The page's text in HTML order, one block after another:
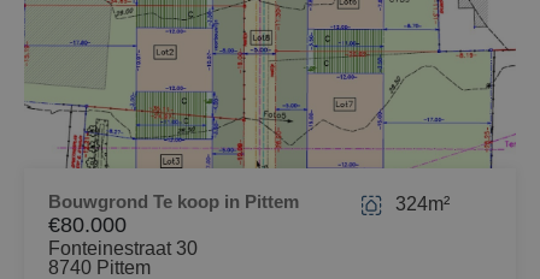
Bouwgrond Te koop in Pittem
€80.000
Fonteinestraat 30
8740 Pittem
324m²